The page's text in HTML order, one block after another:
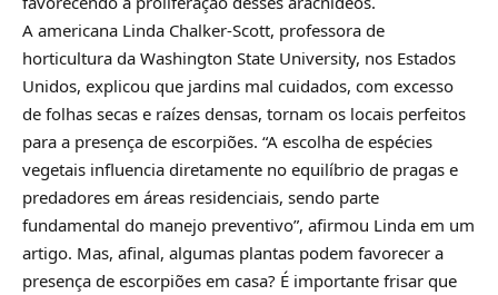
A americana Linda Chalker-Scott, professora de
horticultura da Washington State University, nos Estados
Unidos, explicou que jardins mal cuidados, com excesso
de folhas secas e raízes densas, tornam os locais perfeitos
para a presença de escorpiões. “A escolha de espécies
vegetais influencia diretamente no equilíbrio de pragas e
predadores em áreas residenciais, sendo parte
fundamental do manejo preventivo”, afirmou Linda em um
artigo. Mas, afinal, algumas plantas podem favorecer a
presença de escorpiões em casa? É importante frisar que